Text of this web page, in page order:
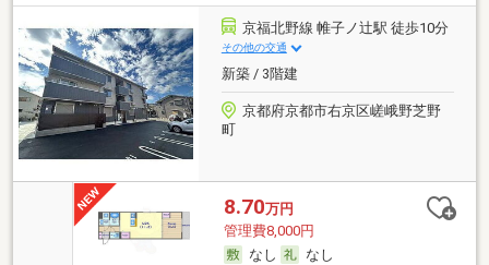
京福北野線 帷子ノ辻駅 徒歩10分
その他の交通
新築 / 3階建
京都府京都市右京区嵯峨野芝野
町
8.70万円
管理費8,000円
なし
なし